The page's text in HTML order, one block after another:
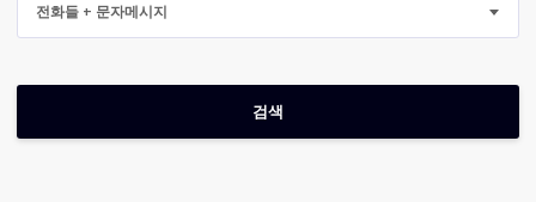
전화들 + 문자메시지